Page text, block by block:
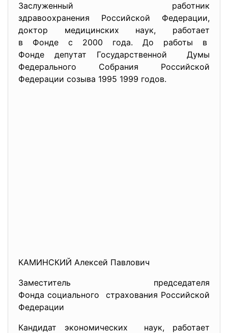
Заслуженный работник
здравоохранения Российской Федерации,
доктор медицинских наук, работает
в Фонде с 2000 года. До работы в
Фонде депутат Государственной Думы
Федерального Собрания Российской
Федерации созыва 1995 1999 годов.
КАМИНСКИЙ Алексей Павлович
Заместитель председателя
Фонда социального страхования Российской
Федерации
Кандидат экономических наук, работает